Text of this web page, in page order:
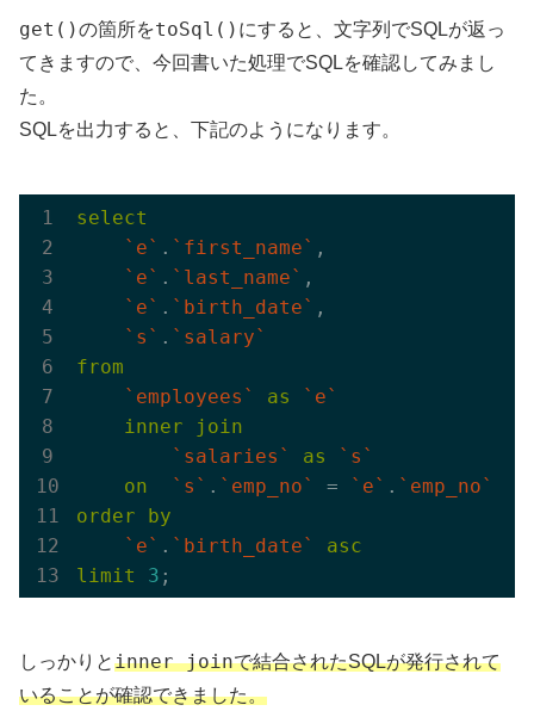
get()の箇所をtoSql() にすると、文字列でSQLが返っ
てきますので、今回書いた処理でSQLを確認してみまし
た。
SQLを出力すると、下記のようになります。
select
`e` . `first_name` ,
`e` . `last_name` ,
`e` . `birth_date` ,
`s` . `salary`
from
`employees`
as
`e`
inner
join
`salaries`
as
`s`
on
`s` . `emp_no` = `e` . `emp_no`
order
by
`e` . `birth_date`
asc
limit
3
しっかりとinner joinで結合されたSQLが発行されて
いることが確認できました。